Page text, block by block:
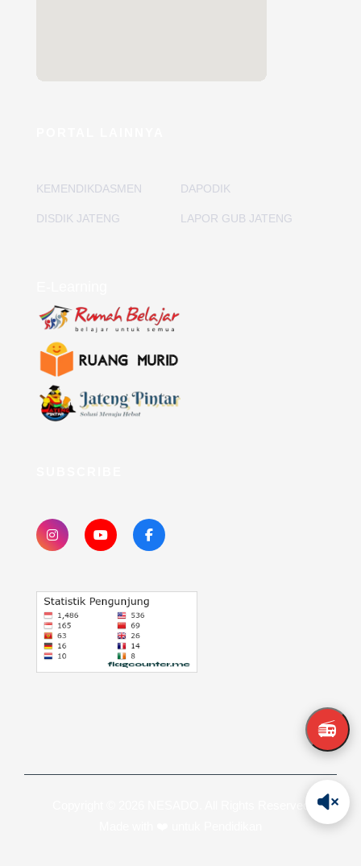
📻
KEMENDIKDASMEN DAPODIK
DISDIK JATENG LAPOR GUB JATENG
Copyright © 2026 NESADO. All Rights Reserved